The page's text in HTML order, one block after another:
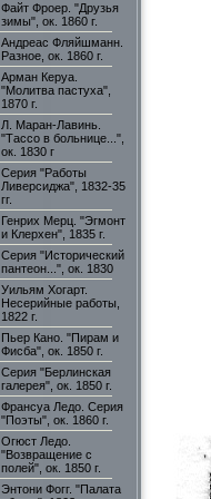
Файт Фроер. "Друзья
зимы", ок. 1860 г.
Андреас Фляйшманн.
Разное, ок. 1860 г.
Арман Керуа.
"Молитва пастуха",
1870 г.
Л. Маран-Лавинь.
"Тассо в больнице...",
ок. 1830 г
Серия "Работы
Ливерсиджа", 1832-35
гг.
Генрих Мерц. "Эгмонт
и Клерхен", 1835 г.
Серия "Исторический
пантеон...", ок. 1830
Уильям Хогарт.
Несерийные работы,
1822 г.
Пьер Кано. "Пирам и
Фисба", ок. 1850 г.
Серия "Берлинская
галерея", ок. 1850 г.
Франсуа Ледо. Серия
"Поэты", ок. 1860 г.
Огюст Ледо.
"Возвращение с
полей", ок. 1850 г.
Энтони Фогг. "Палата